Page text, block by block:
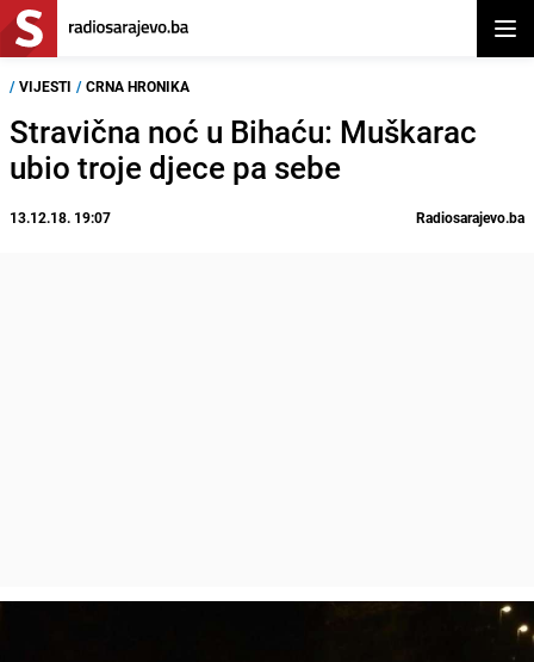
/ VIJESTI / CRNA HRONIKA
Stravična noć u Bihaću: Muškarac
ubio troje djece pa sebe
13.12.18. 19:07 Radiosarajevo.ba